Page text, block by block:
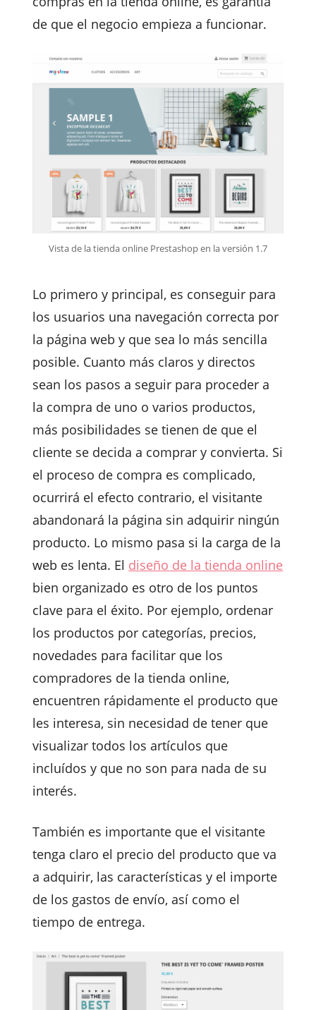
de que el negocio empieza a funcionar.
Vista de la tienda online Prestashop en la versión 1.7
Lo primero y principal, es conseguir para
los usuarios una navegación correcta por
la página web y que sea lo más sencilla
posible. Cuanto más claros y directos
sean los pasos a seguir para proceder a
la compra de uno o varios productos,
más posibilidades se tienen de que el
cliente se decida a comprar y convierta. Si
el proceso de compra es complicado,
ocurrirá el efecto contrario, el visitante
abandonará la página sin adquirir ningún
producto. Lo mismo pasa si la carga de la
web es lenta. El diseño de la tienda online
bien organizado es otro de los puntos
clave para el éxito. Por ejemplo, ordenar
los productos por categorías, precios,
novedades para facilitar que los
compradores de la tienda online,
encuentren rápidamente el producto que
les interesa, sin necesidad de tener que
visualizar todos los artículos que
incluídos y que no son para nada de su
interés.
También es importante que el visitante
tenga claro el precio del producto que va
a adquirir, las características y el importe
de los gastos de envío, así como el
tiempo de entrega.